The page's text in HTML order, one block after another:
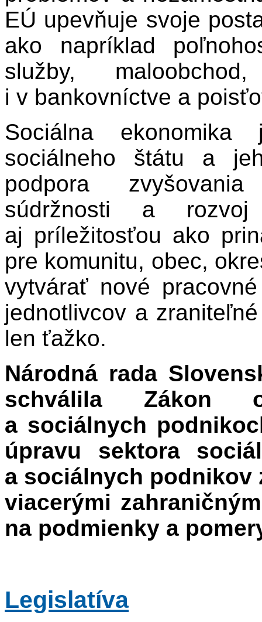
EÚ upevňuje svoje
ako napríklad
služby,
i v bankovníctve a
Sociálna ekonomika
sociálneho štátu a
podpora
súdržnosti a
aj príležitosťou ako
pre komunitu, obec,
vytvárať nové
jednotlivcov a
len ťažko.
Národná rada
schválila Zákon
a sociálnych
úpravu sektora
a sociálnych
viacerými
na podmienky a
Legislatíva